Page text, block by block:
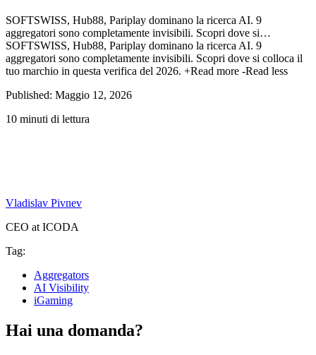
SOFTSWISS, Hub88, Pariplay dominano la ricerca AI. 9
aggregatori sono completamente invisibili. Scopri dove si…
SOFTSWISS, Hub88, Pariplay dominano la ricerca AI. 9
aggregatori sono completamente invisibili. Scopri dove si colloca il
tuo marchio in questa verifica del 2026. +Read more -Read less
Published: Maggio 12, 2026
10 minuti di lettura
Vladislav Pivnev
CEO at ICODA
Tag:
Aggregators
AI Visibility
iGaming
Hai una domanda?